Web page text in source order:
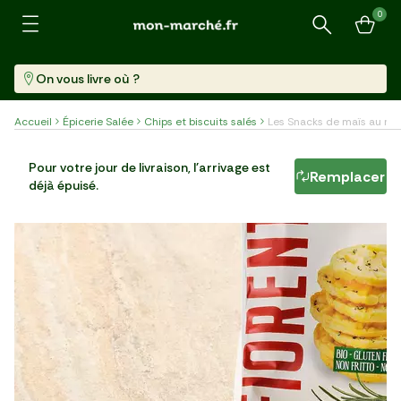
Recherche
0
On vous livre où ?
Accueil Épicerie Salée Chips et biscuits salés Les Snacks de maïs au
Sachet (50 G) 29,80 €/kg
Pour votre jour de livraison, l'arrivage est
déjà épuisé.
Remplacer